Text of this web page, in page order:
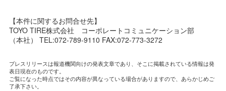
【本件に関するお問合せ先】
TOYO TIRE株式会社 コーポレートコミュニケーション部
（本社） TEL:072-789-9110 FAX:072-773-3272
プレスリリースは報道機関向けの発表文章であり、そこに掲載されている情報は発
表日現在のものです。
ご覧になった時点ではその内容が異なっている場合がありますので、あらかじめご
了承下さい。